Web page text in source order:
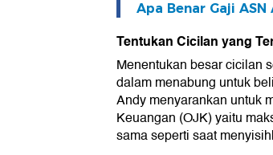
Apa Benar Gaji
Tentukan Cicilan yang
Menentukan besar cicilan
dalam menabung untuk
Andy menyarankan untuk
Keuangan (OJK) yaitu
sama seperti saat